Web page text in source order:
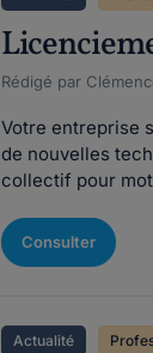
Rédigé par
Votre entreprise
de nouvelles
collectif pour
Consulter
Actualité